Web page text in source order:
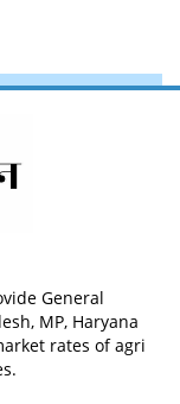
General
MP, Haryana
rates of agri